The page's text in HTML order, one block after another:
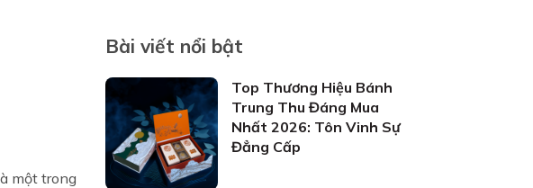
một trong
Bài viết nổi bật
Top Thương Hiệu Bánh
Trung Thu Đáng Mua
Nhất 2026: Tôn Vinh Sự
Đẳng Cấp